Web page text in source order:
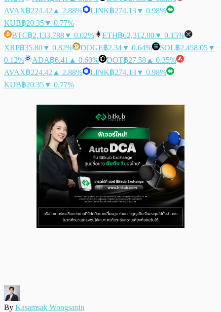
AVAX฿224.42 ▲ 2.88% LINK฿274.13▼ 0.98%
KUB฿20.35▼ 0.77%
BTC฿2,133,788▼ 0.02% ETH฿62,312.00▼ 0.15%
XRP฿35.80▼ 0.82% DOGE฿2.34▼ 0.64% SOL฿2,458.05▼
0.12%
ADA฿6.41 ▲ 0.60% DOT฿27.58 ▲ 0.35%
AVAX฿224.42 ▲ 2.88% LINK฿274.13▼ 0.98%
KUB฿20.35▼ 0.77%
By Kasamsak Wongsanin